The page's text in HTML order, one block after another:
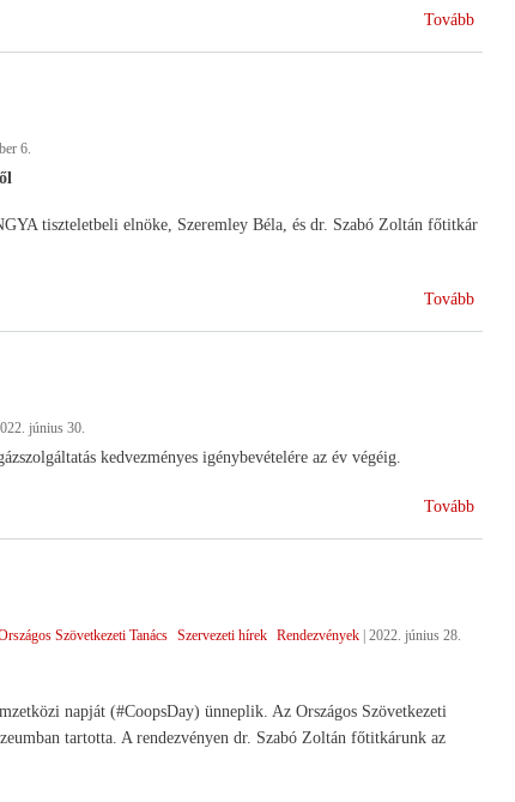
Tovább
6.
tiszteletbeli elnöke, Szeremley Béla, és dr. Szabó Zoltán főtitkár
Tovább
június 30.
kedvezményes igénybevételére az év végéig.
Tovább
Szövetkezeti Tanács Szervezeti hírek Rendezvények 2022. június 28.
napját (#CoopsDay) ünneplik. Az Országos Szövetkezeti
tartotta. A rendezvényen dr. Szabó Zoltán főtitkárunk az